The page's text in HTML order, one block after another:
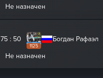
Не назначен
75 : 50
1125
Богдан Рафаэл
Не назначен